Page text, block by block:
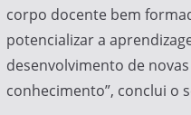
corpo docente bem
potencializar a
desenvolvimento de
conhecimento”, conclui o